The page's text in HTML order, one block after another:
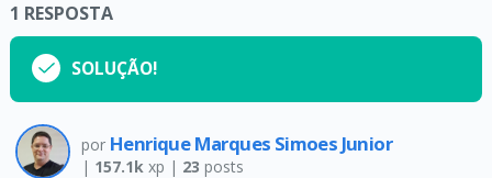
1 RESPOSTA
SOLUÇÃO!
por Henrique Marques Simoes Junior
| 157.1kxp | 23 posts